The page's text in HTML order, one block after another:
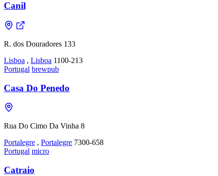
Canil
R. dos Douradores 133
Lisboa , Lisboa 1100-213
Portugal brewpub
Casa Do Penedo
Rua Do Cimo Da Vinha 8
Portalegre , Portalegre 7300-658
Portugal micro
Catraio